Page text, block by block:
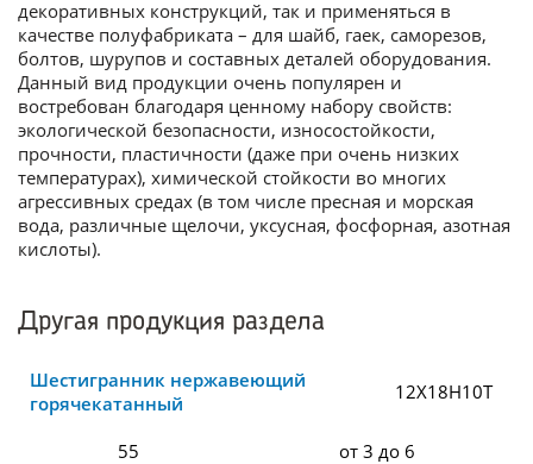
декоративных конструкций, так и применяться в
качестве полуфабриката – для шайб, гаек, саморезов,
болтов, шурупов и составных деталей оборудования.
Данный вид продукции очень популярен и
востребован благодаря ценному набору свойств:
экологической безопасности, износостойкости,
прочности, пластичности (даже при очень низких
температурах), химической стойкости во многих
агрессивных средах (в том числе пресная и морская
вода, различные щелочи, уксусная, фосфорная, азотная
кислоты).
Другая продукция раздела
Шестигранник нержавеющий
горячекатанный
12Х18Н10Т
55 от 3 до 6